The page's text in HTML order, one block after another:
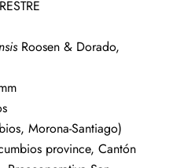
Roosen & Dorado,
Morona-Santiago)
province, Cantón